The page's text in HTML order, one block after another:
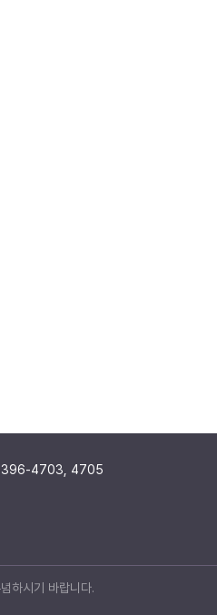
4703, 4705
하시기 바랍니다.